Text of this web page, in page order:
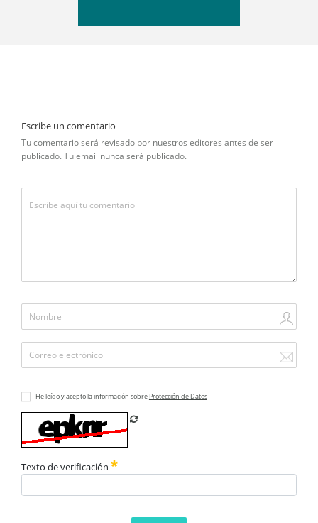
Escribe un comentario
Tu comentario será revisado por nuestros editores antes de ser
publicado. Tu email nunca será publicado.
He leído y acepto la información sobre Protección de Datos
Texto de verificación